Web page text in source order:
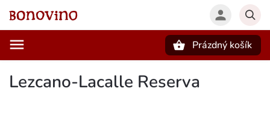
Prázdný košík
Lezcano-Lacalle Reserva